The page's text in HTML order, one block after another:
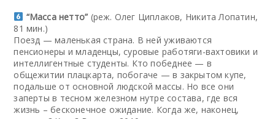
“Масса нетто” (реж. Олег Циплаков, Никита Лопатин,
81 мин.)
Поезд — маленькая страна. В ней уживаются
пенсионеры и младенцы, суровые работяги-вахтовики и
интеллигентные студенты. Кто победнее — в
общежитии плацкарта, побогаче — в закрытом купе,
подальше от основной людской массы. Но все они
заперты в тесном железном нутре состава, где вся
жизнь – бесконечное ожидание. Когда же, наконец,